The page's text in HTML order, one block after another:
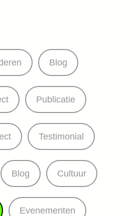
Blog
Publicatie
Testimonial
Blog Cultuur
Evenementen